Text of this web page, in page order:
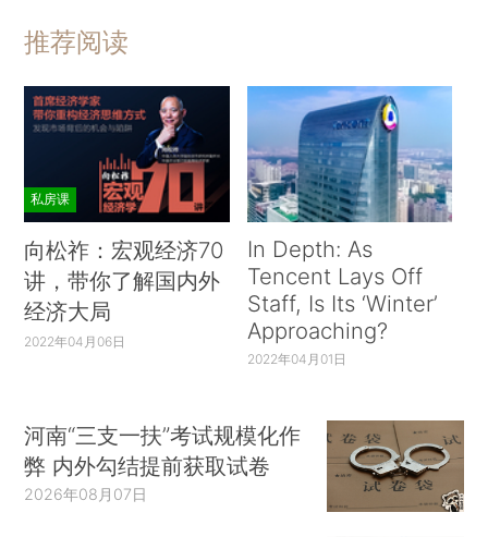
推荐阅读
私房课
向松祚：宏观经济70
讲，带你了解国内外
经济大局
2022年04月06日
In Depth: As
Tencent Lays Off
Staff, Is Its ‘Winter’
Approaching?
2022年04月01日
河南“三支一扶”考试规模化作
弊 内外勾结提前获取试卷
2026年08月07日